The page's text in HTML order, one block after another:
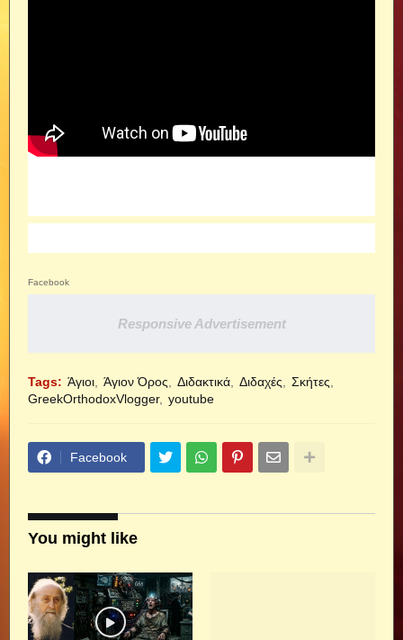
Facebook
Responsive Advertisement
Tags: Άγιοι Άγιον Όρος Διδακτικά Διδαχές
Σκήτες
GreekOrthodoxVlogger
youtube
Facebook
You might like